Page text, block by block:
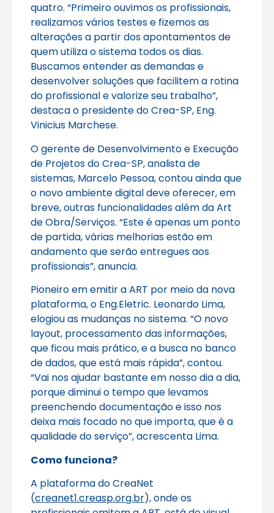
quatro. “Primeiro ouvimos os profissionais,
realizamos vários testes e fizemos as
alterações a partir dos apontamentos de
quem utiliza o sistema todos os dias.
Buscamos entender as demandas e
desenvolver soluções que facilitem a rotina
do profissional e valorize seu trabalho”,
destaca o presidente do Crea-SP, Eng.
Vinicius Marchese.
O gerente de Desenvolvimento e Execução
de Projetos do Crea-SP, analista de
sistemas, Marcelo Pessoa, contou ainda que
o novo ambiente digital deve oferecer, em
breve, outras funcionalidades além da Art
de Obra/Serviços. “Este é apenas um ponto
de partida, várias melhorias estão em
andamento que serão entregues aos
profissionais”, anuncia.
Pioneiro em emitir a ART por meio da nova
plataforma, o Eng.Eletric. Leonardo Lima,
elogiou as mudanças no sistema. “O novo
layout, processamento das informações,
que ficou mais prático, e a busca no banco
de dados, que está mais rápida”, contou.
“Vai nos ajudar bastante em nosso dia a dia,
porque diminui o tempo que levamos
preenchendo documentação e isso nos
deixa mais focado no que importa, que é a
qualidade do serviço”, acrescenta Lima.
Como funciona?
A plataforma do CreaNet
(creanet1.creasp.org.br), onde os